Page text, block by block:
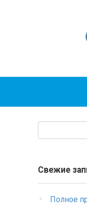
Свежие
Полное